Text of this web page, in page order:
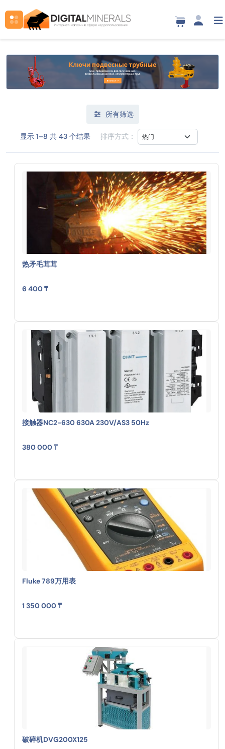
所有筛选
显示 1–8 共 43 个结果 排序方式：
热矛毛茸茸
6 400 ₸
接触器NC2-630 630A 230V/AS3 50Hz
380 000 ₸
Fluke 789万用表
1 350 000 ₸
破碎机DVG200X125